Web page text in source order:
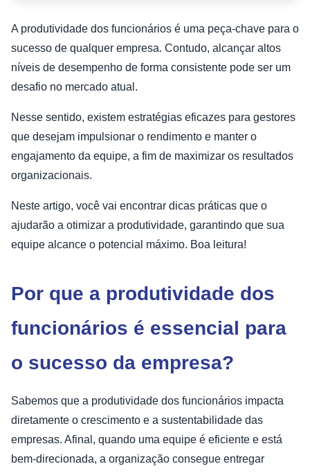
A produtividade dos funcionários é uma peça-chave para o
sucesso de qualquer empresa. Contudo, alcançar altos
níveis de desempenho de forma consistente pode ser um
desafio no mercado atual.
Nesse sentido, existem estratégias eficazes para gestores
que desejam impulsionar o rendimento e manter o
engajamento da equipe, a fim de maximizar os resultados
organizacionais.
Neste artigo, você vai encontrar dicas práticas que o
ajudarão a otimizar a produtividade, garantindo que sua
equipe alcance o potencial máximo. Boa leitura!
Por que a produtividade dos
funcionários é essencial para
o sucesso da empresa?
Sabemos que a produtividade dos funcionários impacta
diretamente o crescimento e a sustentabilidade das
empresas. Afinal, quando uma equipe é eficiente e está
bem-direcionada, a organização consegue entregar